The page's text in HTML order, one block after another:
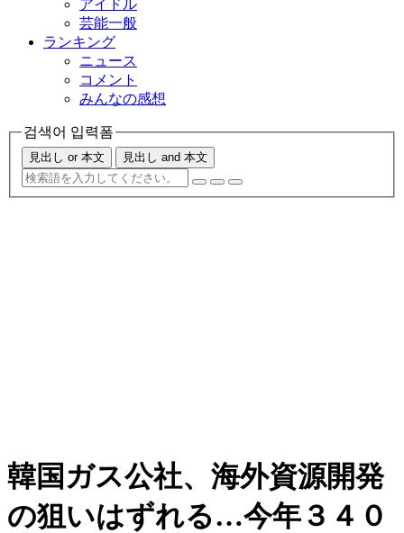
アイドル
芸能一般
ランキング
ニュース
コメント
みんなの感想
검색어 입력폼
見出し or 本文 見出し and 本文
韓国ガス公社、海外資源開発
の狙いはずれる…今年３４０